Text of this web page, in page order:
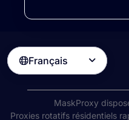
Français 
MaskProxy
Proxies rotatifs résidentiels